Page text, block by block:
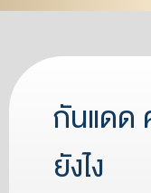
กันแดด
ยังไง